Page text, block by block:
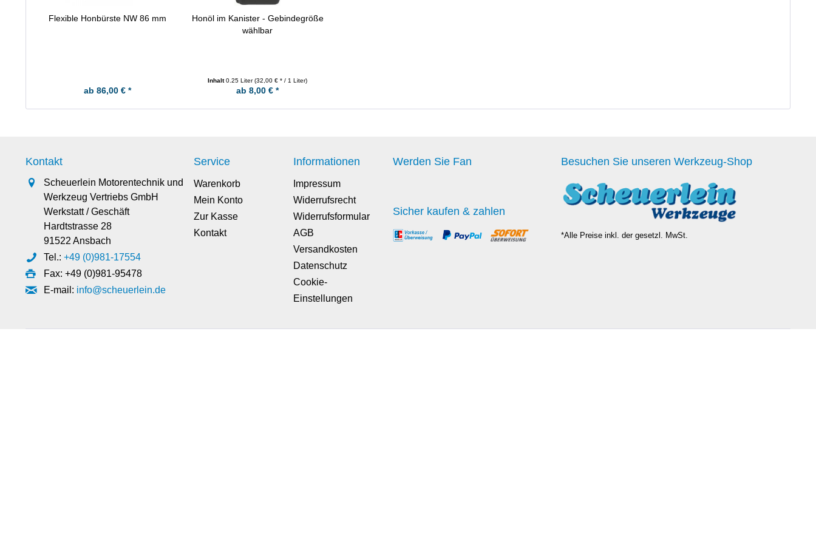
Flexible Honbürste NW 86 mm
ab 86,00 € *
Honöl im Kanister - Gebindegröße
wählbar
Inhalt0.25 Liter(32,00 € * / 1 Liter)
ab 8,00 € *
Kontakt
Scheuerlein Motorentechnik und
Werkzeug Vertriebs GmbH
Werkstatt / Geschäft
Hardtstrasse 28
91522 Ansbach
Tel.: +49 (0)981-17554
Fax: +49 (0)981-95478
E-mail: info@scheuerlein.de
Service
Warenkorb
Mein Konto
Zur Kasse
Kontakt
Informationen
Impressum
Widerrufsrecht
Widerrufsformular
AGB
Versandkosten
Datenschutz
Cookie-
Einstellungen
Werden Sie Fan
Sicher kaufen & zahlen
Besuchen Sie unseren Werkzeug-Shop
*Alle Preise inkl. der gesetzl. MwSt.